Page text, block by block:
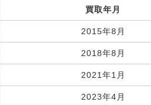
買取年月
2015年8月
2018年8月
2021年1月
2023年4月